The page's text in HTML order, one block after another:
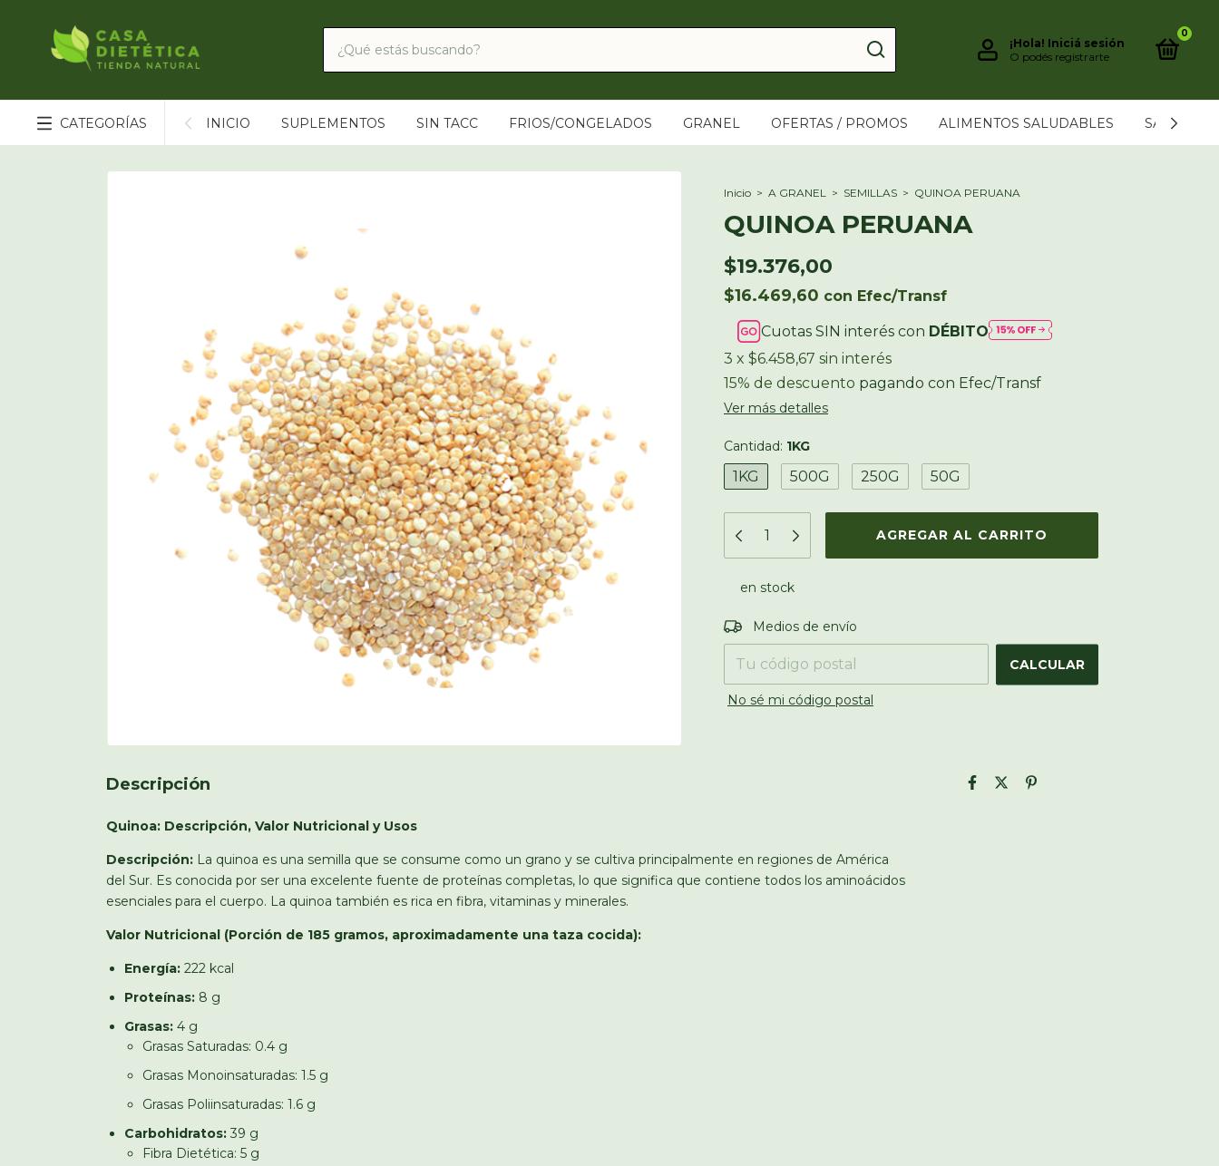
¡Hola! Iniciá sesión
O podés registrarte
0
CATEGORÍAS INICIO SUPLEMENTOS SIN TACC FRIOS/CONGELADOS GRANEL OFERTAS / PROMOS ALIMENTOS SALUDABLES
Inicio > A GRANEL > SEMILLAS > QUINOA PERUANA
QUINOA PERUANA
$19.376,00
$16.469,60 con Efec/Transf
Cuotas SIN interés con DÉBITO
3 x $6.458,67 sin interés
15% de descuento pagando con Efec/Transf
Ver más detalles
Cantidad: 1KG
1KG 500G 250G 50G
en stock
Entregas para el CP:
Medios de envío
CALCULAR
No sé mi código postal
Descripción
Quinoa: Descripción, Valor Nutricional y Usos
Descripción: La quinoa es una semilla que se consume como un grano y se cultiva principalmente en regiones de América
del Sur. Es conocida por ser una excelente fuente de proteínas completas, lo que significa que contiene todos los aminoácidos
esenciales para el cuerpo. La quinoa también es rica en fibra, vitaminas y minerales.
Valor Nutricional (Porción de 185 gramos, aproximadamente una taza cocida):
Energía: 222 kcal
Proteínas: 8 g
Grasas: 4 g
Grasas Saturadas: 0.4 g
Grasas Monoinsaturadas: 1.5 g
Grasas Poliinsaturadas: 1.6 g
Carbohidratos: 39 g
Fibra Dietética: 5 g